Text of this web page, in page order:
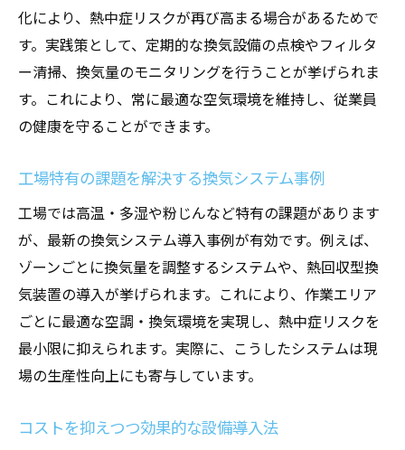
化により、熱中症リスクが再び高まる場合があるためで
す。実践策として、定期的な換気設備の点検やフィルタ
ー清掃、換気量のモニタリングを行うことが挙げられま
す。これにより、常に最適な空気環境を維持し、従業員
の健康を守ることができます。
工場特有の課題を解決する換気システム事例
工場では高温・多湿や粉じんなど特有の課題があります
が、最新の換気システム導入事例が有効です。例えば、
ゾーンごとに換気量を調整するシステムや、熱回収型換
気装置の導入が挙げられます。これにより、作業エリア
ごとに最適な空調・換気環境を実現し、熱中症リスクを
最小限に抑えられます。実際に、こうしたシステムは現
場の生産性向上にも寄与しています。
コストを抑えつつ効果的な設備導入法